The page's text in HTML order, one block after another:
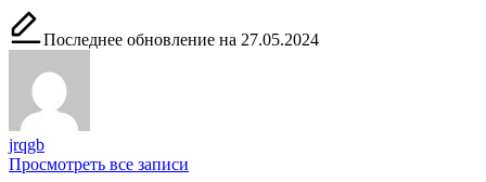
Последнее обновление на 27.05.2024
jrqgb
Просмотреть все записи